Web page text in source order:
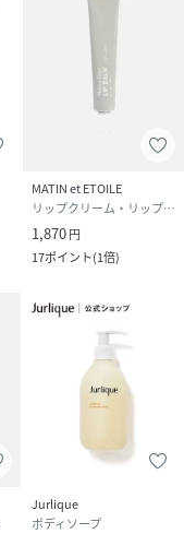
MATIN et ETOILE
リップクリーム・リップケア
1,870円
17ポイント(1倍)
Jurlique
ボディソープ